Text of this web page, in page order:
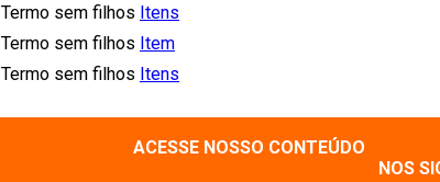
Termo sem filhos Itens
Termo sem filhos Item
Termo sem filhos Itens
ACESSE NOSSO CONTEÚDO
NOS